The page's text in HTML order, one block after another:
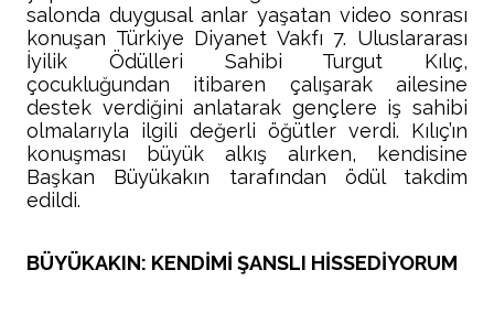
salonda duygusal anlar yaşatan video sonrası
konuşan Türkiye Diyanet Vakfı 7. Uluslararası
İyilik Ödülleri Sahibi Turgut Kılıç,
çocukluğundan itibaren çalışarak ailesine
destek verdiğini anlatarak gençlere iş sahibi
olmalarıyla ilgili değerli öğütler verdi. Kılıç’ın
konuşması büyük alkış alırken, kendisine
Başkan Büyükakın tarafından ödül takdim
edildi.
BÜYÜKAKIN: KENDİMİ ŞANSLI HİSSEDİYORUM